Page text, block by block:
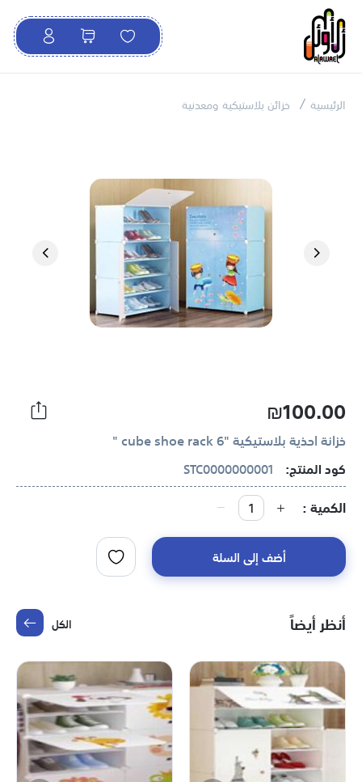
الرئيسية خزائن بلاستيكية ومعدنية
₪100.00
خزانة احذية بلاستيكية "6 cube shoe rack "
كود المنتج: STC0000000001
الكمية
أضف إلى السلة
أنظر أيضاً الكل